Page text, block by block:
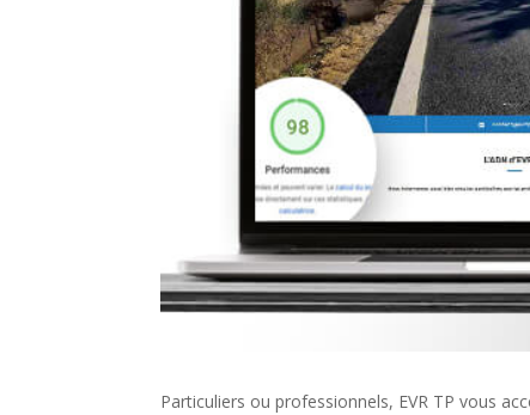
Particuliers ou professionnels, EVR TP vous